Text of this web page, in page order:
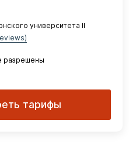
университета II
разрешены
тарифы